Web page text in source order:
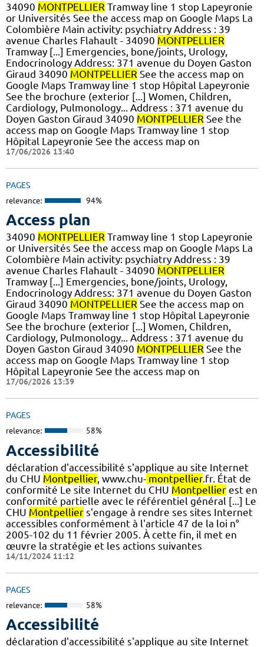
34090 MONTPELLIER Tramway line 1 stop Lapeyronie
or Universités See the access map on Google Maps La
Colombière Main activity: psychiatry Address : 39
avenue Charles Flahault - 34090 MONTPELLIER
Tramway [...] Emergencies, bone/joints, Urology,
Endocrinology Address: 371 avenue du Doyen Gaston
Giraud 34090 MONTPELLIER See the access map on
Google Maps Tramway line 1 stop Hôpital Lapeyronie
See the brochure (exterior [...] Women, Children,
Cardiology, Pulmonology... Address : 371 avenue du
Doyen Gaston Giraud 34090 MONTPELLIER See the
access map on Google Maps Tramway line 1 stop
Hôpital Lapeyronie See the access map on
17/06/2026 13:40
PAGES
relevance: 94%
Access plan
34090 MONTPELLIER Tramway line 1 stop Lapeyronie
or Universités See the access map on Google Maps La
Colombière Main activity: psychiatry Address : 39
avenue Charles Flahault - 34090 MONTPELLIER
Tramway [...] Emergencies, bone/joints, Urology,
Endocrinology Address: 371 avenue du Doyen Gaston
Giraud 34090 MONTPELLIER See the access map on
Google Maps Tramway line 1 stop Hôpital Lapeyronie
See the brochure (exterior [...] Women, Children,
Cardiology, Pulmonology... Address : 371 avenue du
Doyen Gaston Giraud 34090 MONTPELLIER See the
access map on Google Maps Tramway line 1 stop
Hôpital Lapeyronie See the access map on
17/06/2026 13:39
PAGES
relevance: 58%
Accessibilité
déclaration d'accessibilité s'applique au site Internet
du CHU Montpellier, www.chu- montpellier.fr. État de
conformité Le site Internet du CHU Montpellier est en
conformité partielle avec le référentiel général [...] Le
CHU Montpellier s'engage à rendre ses sites Internet
accessibles conformément à l'article 47 de la loi n°
2005-102 du 11 février 2005. À cette fin, il met en
œuvre la stratégie et les actions suivantes
14/11/2024 11:12
PAGES
relevance: 58%
Accessibilité
déclaration d'accessibilité s'applique au site Internet